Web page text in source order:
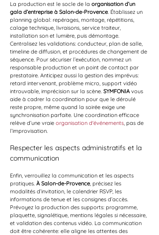
La production est le socle de la organisation d’un
gala d’entreprise à Salon-de-Provence. Établissez un
planning global: repérages, montage, répétitions,
calage technique, livraisons, service traiteur,
installation son et lumière, puis démontage.
Centralisez les validations: conducteur, plan de salle,
timeline de diffusion, et procédures de changement de
séquence. Pour sécuriser l’exécution, nommez un
responsable production et un point de contact par
prestataire. Anticipez aussi la gestion des imprévus:
retard intervenant, problème micro, support vidéo
introuvable, imprécision sur la scène. SYMFONIA vous
aide à cadrer la coordination pour que le déroulé
reste propre, même quand la soirée exige une
synchronisation parfaite. Une coordination efficace
relève d’une vraie organisation d'événements, pas de
l’improvisation.
Respecter les aspects administratifs et la
communication
Enfin, verrouillez la communication et les aspects
pratiques. À Salon-de-Provence, précisez les
modalités d’invitation, le calendrier RSVP, les
informations de tenue et les consignes d’accès.
Prévoyez la production des supports: programme,
plaquette, signalétique, mentions légales si nécessaire,
et validation des contenus vidéo. La communication
doit être cohérente: elle aligne les attentes des